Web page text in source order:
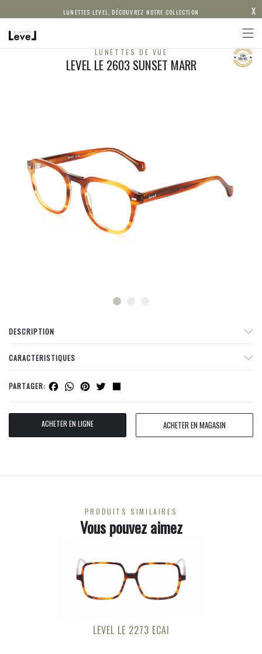
LUNETTES LEVEL, DÉCOUVREZ NOTRE COLLECTION X
LUNETTES DE VUE
LEVEL LE 2603 SUNSET MARR
DESCRIPTION
CARACTERISTIQUES
PARTAGER: Facebook
WhatsApp
Pinterest
Twitter
ACHETER EN LIGNE ACHETER EN MAGASIN
PRODUITS SIMILAIRES
Vous pouvez aimez
LEVEL LE 2273 ECAI